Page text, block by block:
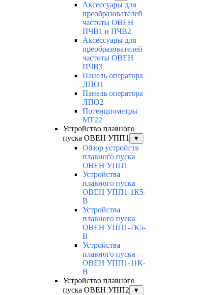
Аксессуары для
преобразователей
частоты ОВЕН
ПЧВ1 и ПЧВ2
Аксессуары для
преобразователей
частоты ОВЕН
ПЧВ3
Панель оператора
ЛПО1
Панель оператора
ЛПО2
Потенциометры
MT22
Устройство плавного
пуска ОВЕН УПП1
▼
Обзор устройств
плавного пуска
ОВЕН УПП1
Устройства
плавного пуска
ОВЕН УПП1-1К5-
В
Устройства
плавного пуска
ОВЕН УПП1-7К5-
В
Устройства
плавного пуска
ОВЕН УПП1-11К-
В
Устройство плавного
пуска ОВЕН УПП2
▼